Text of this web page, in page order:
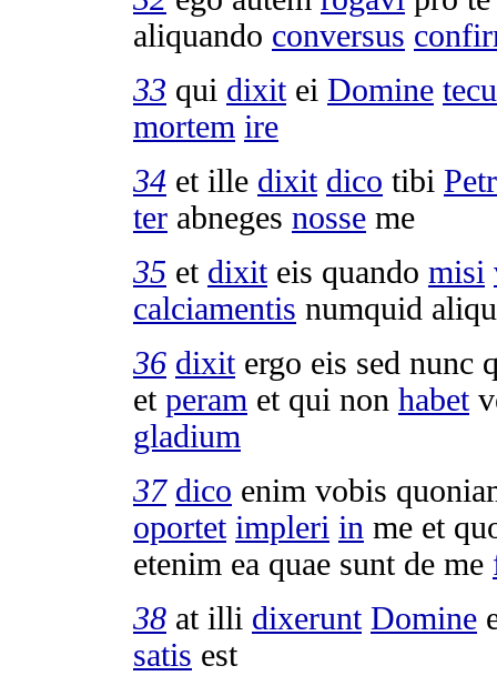
aliquando conversus
33 qui dixitei Domine
mortem ire
34 et ille dixit dico tibi
ter abneges nosse me
35 et dixiteis quando misi
calciamentis numquid
36 dixitergo eis sed nunc
et peram et qui non habet
gladium
37 dico enim vobis
oportet impleri in me et
etenim ea quae sunt de me
38 at illi dixerunt Domine
satis est